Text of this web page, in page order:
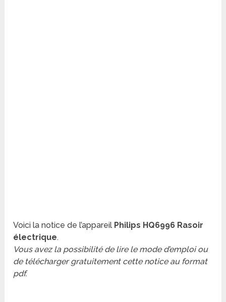
Voici la notice de l’appareil Philips HQ6996 Rasoir
électrique.
Vous avez la possibilité de lire le mode d’emploi ou
de télécharger gratuitement cette notice au format
pdf.